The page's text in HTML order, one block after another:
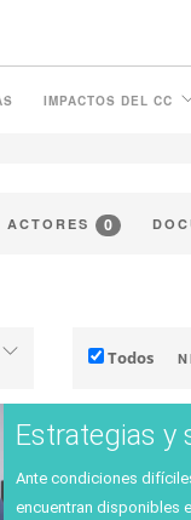
IMPACTOS DEL CC
ACTORES 0
Todos
Industria
Territorios
Estrategias y
Ante condiciones
encuentran disponibles